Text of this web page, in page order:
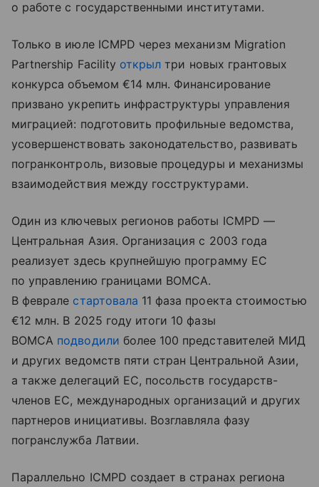
о работе с государственными институтами.
Только в июле ICMPD через механизм Migration
Partnership Facility открыл три новых грантовых
конкурса объемом €14 млн. Финансирование
призвано укрепить инфраструктуры управления
миграцией: подготовить профильные ведомства,
усовершенствовать законодательство, развивать
погранконтроль, визовые процедуры и механизмы
взаимодействия между госструктурами.
Один из ключевых регионов работы ICMPD —
Центральная Азия. Организация с 2003 года
реализует здесь крупнейшую программу ЕС
по управлению границами BOMCA.
В феврале стартовала 11 фаза проекта стоимостью
€12 млн. В 2025 году итоги 10 фазы
BOMCA подводили более 100 представителей МИД
и других ведомств пяти стран Центральной Азии,
а также делегаций ЕС, посольств государств-
членов ЕС, международных организаций и других
партнеров инициативы. Возглавляла фазу
погранслужба Латвии.
Параллельно ICMPD создает в странах региона